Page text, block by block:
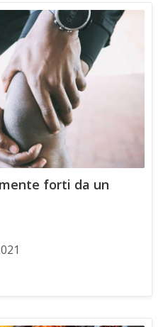
forti da un